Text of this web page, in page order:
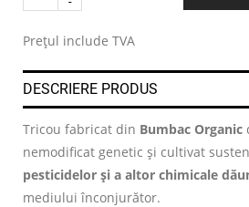
Prețul include TVA
DESCRIERE PRODUS
Tricou fabricat din Bumbac Organic
nemodificat genetic și cultivat
pesticidelor și a altor chimicale
mediului înconjurător.